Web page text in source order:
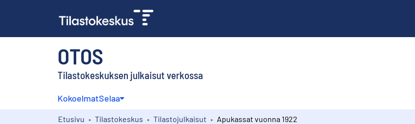
OTOS
Tilastokeskuksen julkaisut verkossa
KokoelmatSelaa
Etusivu Tilastokeskus Tilastojulkaisut Apukassat vuonna 1922